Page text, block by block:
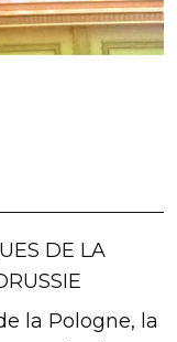
DE LA
la Pologne, la